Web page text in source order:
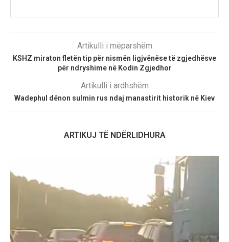
Artikulli i mëparshëm
KSHZ miraton fletën tip për nismën ligjvënëse të zgjedhësve
për ndryshime në Kodin Zgjedhor
Artikulli i ardhshëm
Wadephul dënon sulmin rus ndaj manastirit historik në Kiev
ARTIKUJ TË NDËRLIDHURA